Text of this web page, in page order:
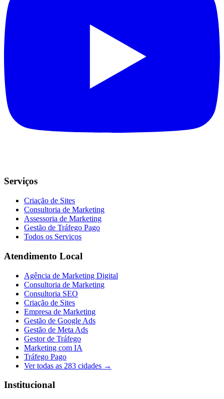
Serviços
Criação de Sites
Consultoria de Marketing
Assessoria de Marketing
Gestão de Tráfego Pago
Todos os Serviços
Atendimento Local
Agência de Marketing Digital
Consultoria de Marketing
Consultoria SEO
Criação de Sites
Empresa de Marketing
Gestão de Google Ads
Gestão de Meta Ads
Gestor de Tráfego
Marketing com IA
Tráfego Pago
Ver todas as 283 cidades →
Institucional